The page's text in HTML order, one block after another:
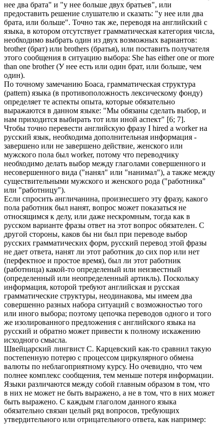
нее два брата" и "у нее больше двух братьев", или
предоставить решение слушателю и сказать: "у нее или два
брата, или больше". Точно так же, переводя на английский с
языка, в котором отсутствует грамматическая категория числа,
необходимо выбрать один из двух возможных вариантов:
brother (брат) или brothers (братья), или поставить получателя
этого сообщения в ситуацию выбора: She has either one or more
than one brother (У нее есть или один брат, или больше, чем
один).
По точному замечанию Боаса, грамматическая структура
(pattern) языка (в противоположность лексическому фонду)
определяет те аспекты опыта, которые обязательно
выражаются в данном языке: "Мы обязаны сделать выбор, и
нам приходится выбирать тот или иной аспект" [6; 7].
Чтобы точно перевести английскую фразу I hired a worker на
русский язык, необходима дополнительная информация -
завершено или не завершено действие, женского или
мужского пола был worker, потому что переводчику
необходимо делать выбор между глаголами совершенного и
несовершенного вида ("нанял" или "нанимал"), а также между
существительными мужского и женского рода ("работника"
или "работницу").
Если спросить англичанина, произнесшего эту фразу, какого
пола работник был нанят, вопрос может показаться не
относящимся к делу, или даже нескромным, тогда как в
русском варианте фразы ответ на этот вопрос обязателен. С
другой стороны, каков бы ни был при переводе выбор
русских грамматических форм, русский перевод этой фразы
не дает ответа, нанят ли этот работник до сих пор или нет
(перфектное и простое время), был ли этот работник
(работница) какой-то определеный или неизвестный
(определенный или неопределенный артикль). Поскольку
информация, которой требуют английская и русская
грамматические структуры, неодинакова, мы имеем два
совершенно разных набора ситуаций с возможностью того
или иного выбора; поэтому цепочка переводов одного и того
же изолированного предложения с английского языка на
русский и обратно может привести к полному искажению
исходного смысла.
Швейцарский лингвист С. Карцевский как-то сравнил такую
постепенную потерю с процессом циркулярного обмена
валюты по неблагоприятному курсу. Но очевидно, что чем
полнее комплекс сообщения, тем меньше потеря информации.
Языки различаются между собой главным образом в том, что
в них не может не быть выражено, а не в том, что в них может
быть выражено. С каждым глаголом данного языка
обязательно связан целый ряд вопросов, требующих
утвердительного или отрицательного ответа, как например: